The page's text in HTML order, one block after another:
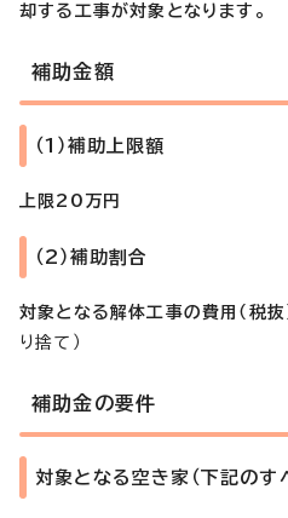
却する工事が対象となります。
補助金額
（1）補助上限額
上限20万円
（2）補助割合
対象となる解体工事の費用（税抜
り捨て）
補助金の要件
対象となる空き家（下記のす